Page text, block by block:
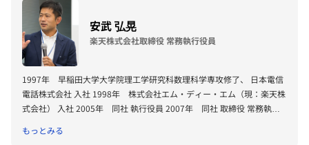
ニーグローバルソリューションズ株式会社代表取締役社長 CEOに就
任。2005年ビジネス・トランスフォーメーション／ ISセンター長に就
任、2008年6月ソニー株式会社業務執行役員シニアバイスプレジデント
に就任。2012年2月に退任。
安武 弘晃
楽天株式会社取締役 常務執行役員
1997年 早稲田大学大学院理工学研究科数理科学専攻修了、 日本電信
電話株式会社 入社 1998年 株式会社エム・ディー・エム（現：楽天株
式会社） 入社 2005年 同社 執行役員 2007年 同社 取締役 常務執行
入社。 楽天市場の基盤である出店店舗向けASPサービス「RMS」の開
もっとみる